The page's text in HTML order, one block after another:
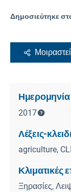
Δημοσιεύτηκε
2017
Λέξεις-
agriculture,
Κλιματικές
Ξηρασίες,